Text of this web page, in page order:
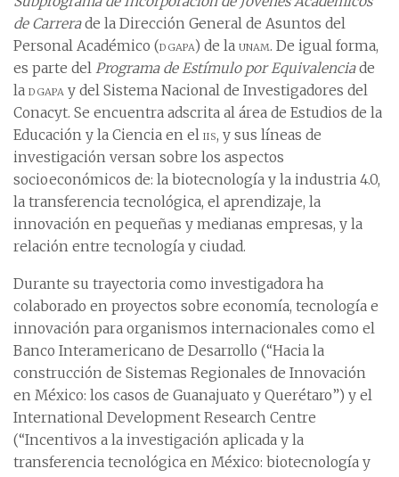
de Carrerade la Dirección General de Asuntos del
Personal Académico (dgapa) de la unam. De igual forma,
es parte del Programa de Estímulo por Equivalenciade
la dgapa y del Sistema Nacional de Investigadores del
Conacyt. Se encuentra adscrita al área de Estudios de la
Educación y la Ciencia en el iis, y sus líneas de
investigación versan sobre los aspectos
socioeconómicos de: la biotecnología y la industria 4.0,
la transferencia tecnológica, el aprendizaje, la
innovación en pequeñas y medianas empresas, y la
relación entre tecnología y ciudad.
Durante su trayectoria como investigadora ha
colaborado en proyectos sobre economía, tecnología e
innovación para organismos internacionales como el
Banco Interamericano de Desarrollo (“Hacia la
construcción de Sistemas Regionales de Innovación
en México: los casos de Guanajuato y Querétaro”) y el
International Development Research Centre
(“Incentivos a la investigación aplicada y la
transferencia tecnológica en México: biotecnología y